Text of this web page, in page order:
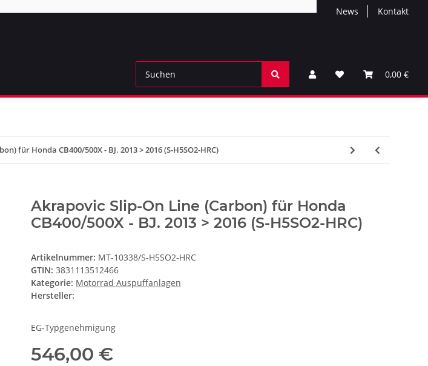
News Kontakt
0,00 €
für Honda CB400/500X - BJ. 2013 > 2016 (S-H5SO2-HRC)
Akrapovic Slip-On Line (Carbon) für Honda
CB400/500X - BJ. 2013 > 2016 (S-H5SO2-HRC)
Artikelnummer: MT-10338/S-H5SO2-HRC
GTIN: 3831113512466
Kategorie: Motorrad Auspuffanlagen
Hersteller:
EG-Typgenehmigung
546,00 €